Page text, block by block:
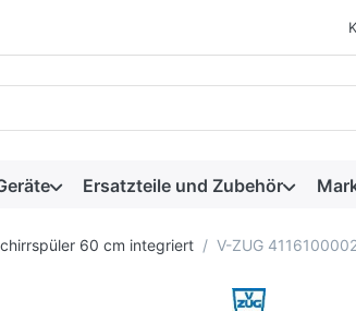
ein. Während Sie tippen, erscheinen
Ersatzteile und Zubehör
60 cm integriert V-ZUG